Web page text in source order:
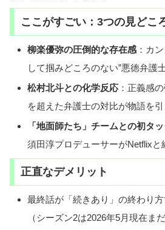
ここがすごい：3つの見どこ
柳楽優弥の圧倒的な存在感 ：カ
して掴みどころのない”悪徳弁護
松村北斗との化学反応 ：正義感
を超えた弁護士の対比が物語を
「地面師たち」チームとの初タ
須田淳プロデューサーがNetflixと
正直なデメリット
最終話が「続きあり」の終わり
（シーズン2は2026年5月現在ま